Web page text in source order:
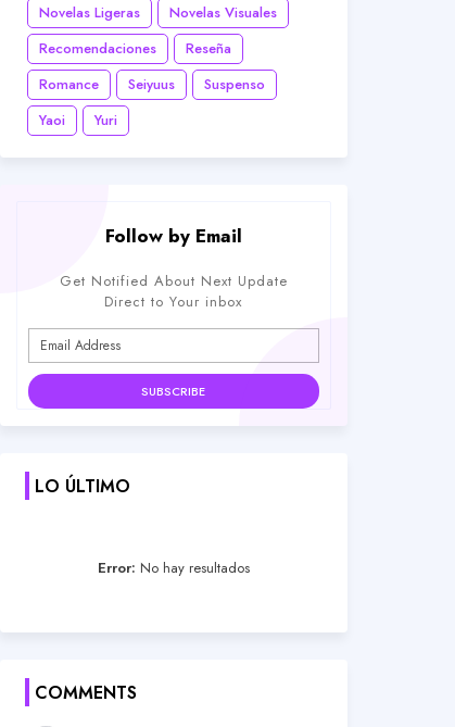
Novelas Ligeras
Novelas Visuales
Recomendaciones
Reseña
Romance
Seiyuus
Suspenso
Yaoi
Yuri
Follow by Email
Get Notified About Next Update
Direct to Your inbox
LO ÚLTIMO
Error: No hay resultados
COMMENTS